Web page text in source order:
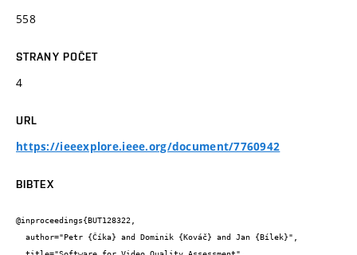
558
STRANY POČET
4
URL
https://ieeexplore.ieee.org/document/7760942
BIBTEX
@inproceedings{BUT128322,